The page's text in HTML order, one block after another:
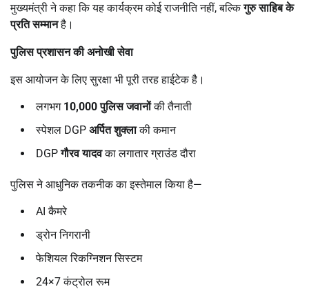
मुख्यमंत्री ने कहा कि यह कार्यक्रम कोई राजनीति नहीं, बल्किगुरु साहिब के
प्रति सम्मानहै।
पुलिस प्रशासन की अनोखी सेवा
इस आयोजन के लिए सुरक्षा भी पूरी तरह हाईटेक है।
लगभग 10,000पुलिस जवानोंकी तैनाती
स्पेशल DGP अर्पित शुक्लाकी कमान
DGPगौरव यादवका लगातार ग्राउंड दौरा
पुलिस ने आधुनिक तकनीक का इस्तेमाल किया है—
AI कैमरे
ड्रोन निगरानी
फेशियल रिकग्निशन सिस्टम
24×7 कंट्रोल रूम